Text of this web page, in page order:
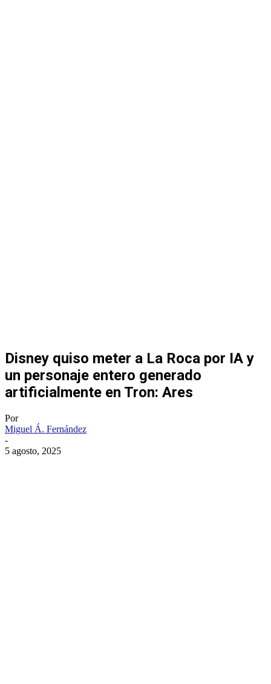
Disney quiso meter a La Roca por IA y
un personaje entero generado
artificialmente en Tron: Ares
Por
Miguel Á. Fernández
-
5 agosto, 2025